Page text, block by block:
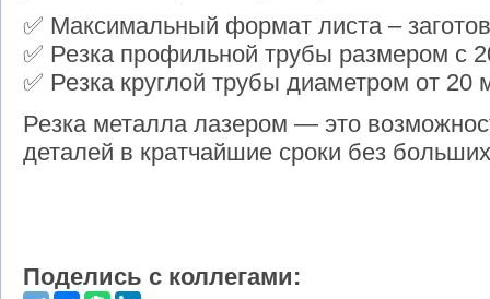
✅ Максимальный формат листа –
✅ Резка профильной трубы размером с
✅ Резка круглой трубы диаметром от
Резка металла лазером — это
деталей в кратчайшие сроки без
Поделись с коллегами: